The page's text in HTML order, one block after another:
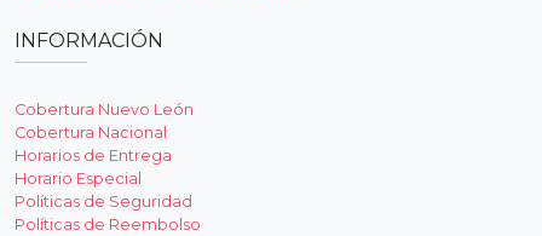
INFORMACIÓN
Cobertura Nuevo León
Cobertura Nacional
Horarios de Entrega
Horario Especial
Políticas de Seguridad
Políticas de Reembolso